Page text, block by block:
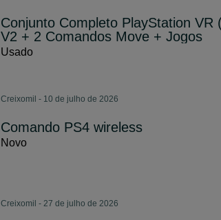
Conjunto Completo PlayStation VR
V2 + 2 Comandos Move + Jogos
Usado
Creixomil - 10 de julho de 2026
Comando PS4 wireless
Novo
Creixomil - 27 de julho de 2026